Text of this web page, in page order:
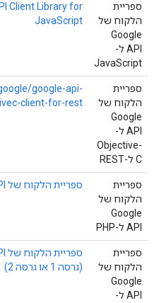
ספריית
הלקוח של
Google
API ל-
JavaScript
Client Library for
JavaScript
ספריית
הלקוח של
Google
API ל-
Objective-
C ל-REST
google-api-
client-for-rest
ספריית
הלקוח של
Google
API ל-PHP
ספריית הלקוח של Google API ל-PHP
ספריית
הלקוח של
Google
API ל-
(גרסה 1 או גרסה 2)